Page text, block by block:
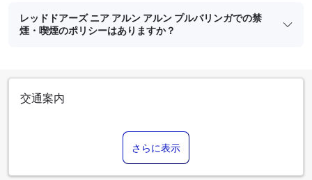
レッドドアーズ ニア アルン アルン プルバリンガでの禁
煙・喫煙のポリシーはありますか？
交通案内
さらに表示